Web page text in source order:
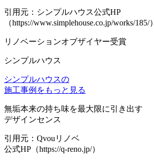
引用元：シンプルハウス公式HP
（https://www.simplehouse.co.jp/works/185/）
リノベーションオブザイヤー受賞
シンプルハウス
シンプルハウスの
施工事例をもっと見る
無垢本来の持ち味を最大限に引き出す
デザインセンス
引用元：Qvouリノベ
公式HP（https://q-reno.jp/）